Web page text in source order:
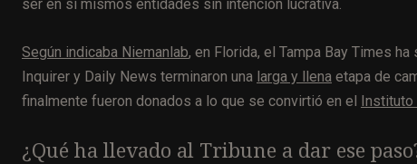
ser en sí mismos entidades sin intención lucrativa.
Según indicaba Niemanlab, en Florida, el Tampa Bay Times ha
Inquirer y Daily News terminaron una larga y llena etapa de
finalmente fueron donados a lo que se convirtió en el
¿Qué ha llevado al Tribune a dar ese